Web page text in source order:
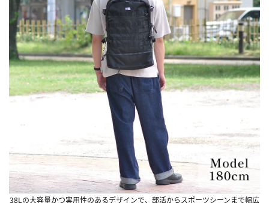
38Lの大容量かつ実用性のあるデザインで、部活からスポーツシーンまで幅広